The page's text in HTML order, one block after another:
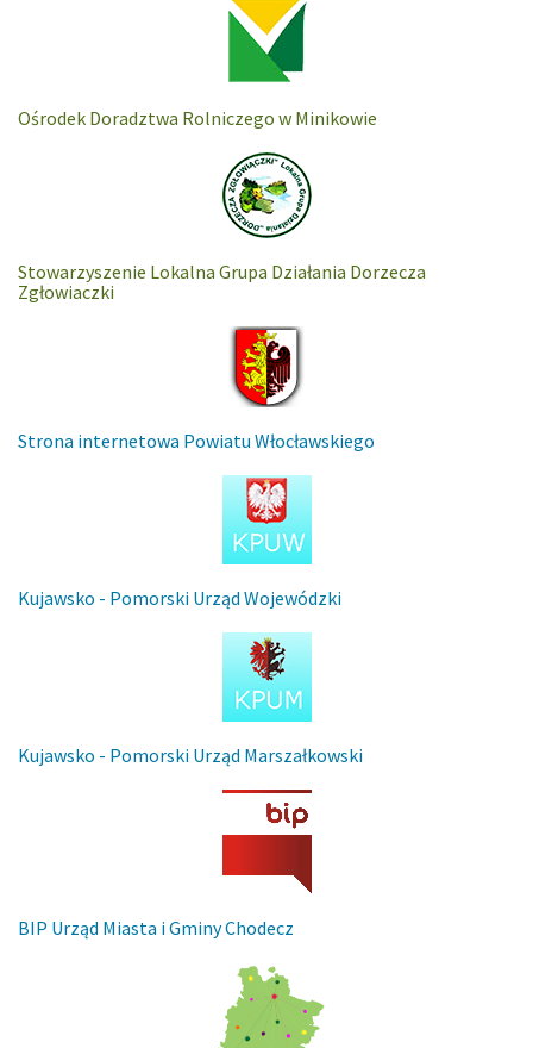
Ośrodek Doradztwa Rolniczego w Minikowie
Stowarzyszenie Lokalna Grupa Działania Dorzecza
Zgłowiaczki
Strona internetowa Powiatu Włocławskiego
Kujawsko - Pomorski Urząd Wojewódzki
Kujawsko - Pomorski Urząd Marszałkowski
BIP Urząd Miasta i Gminy Chodecz